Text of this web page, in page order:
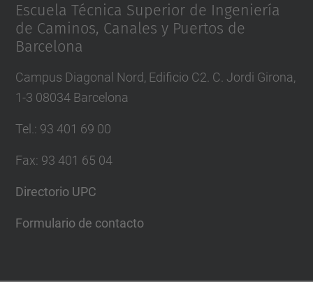
Escuela Técnica Superior de Ingeniería
de Caminos, Canales y Puertos de
Barcelona
Campus Diagonal Nord, Edificio C2. C. Jordi Girona,
1-3 08034 Barcelona
Tel. : 93 401 69 00
Fax: 93 401 65 04
Directorio UPC
Formulario de contacto